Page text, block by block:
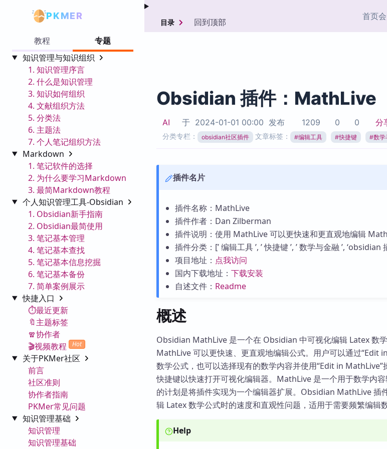
PKMER 首页
载
加速访问 Obsidian 官
市场
教程
专题
知识管理与知识组织
1. 知识管理序言
2. 什么是知识管理
3. 知识如何组织
4. 文献组织方法
5. 分类法
6. 主题法
7. 个人笔记组织方法
Markdown
1. 笔记软件的选择
2. 为什么要学习Markdown
3. 最简Markdown教程
个人知识管理工具-Obsidian
1. Obsidian新手指南
2. Obsidian最简使用
3. 笔记基本管理
4. 笔记基本查找
5. 笔记基本信息挖掘
6. 笔记基本备份
7. 简单案例展示
快捷入口
⏱️最近更新
🔖主题标签
🧣协作者
🎬视频教程
Hot
关于PKMer社区
前言
社区准则
协作者指南
PKMer常见问题
知识管理基础
知识管理
知识管理基础
目录 回到顶部
Obsidian 插件：MathLive
AI 于 2024-01-01 00:00 发布 1209 0 0 分
分类专栏： obsidian社区插件 文章标签： #编辑工具 #快捷键 #数学
插件名片
插件名称：MathLive
插件作者：Dan Zilberman
插件说明：使用 MathLive 可以更快速和更直观地编辑
插件分类：[’ 编辑工具 ’, ’ 快捷键 ’, ’ 数学与金融 ’, ‘obsidian
项目地址： 点我访问
国内下载地址： 下载安装
自述文件： Readme
概述
Obsidian MathLive 是一个在 Obsidian 中可视化编辑 Latex 数
MathLive 可以更快速、更直观地编辑公式。用户可以通过“Edit
数学公式，也可以选择现有的数学内容并使用“Edit in MathLive”
快捷键以快速打开可视化编辑器。MathLive 是一个用于数学内
的计划是将插件实现为一个编辑器扩展。Obsidian MathLive 插
辑 Latex 数学公式时的速度和直观性问题，适用于需要频繁编辑
Help